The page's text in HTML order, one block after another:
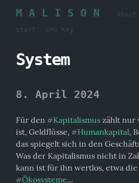
M A L I S O N About
start GPG Key
System
8. April 2024
Für den #Kapitalismus zählt nur
ist, Geldflüsse, #Humankapital,
das spiegelt sich in den
Was der Kapitalismus nicht in
kann ist für ihn wertlos, etwa die
#Ökosysteme...